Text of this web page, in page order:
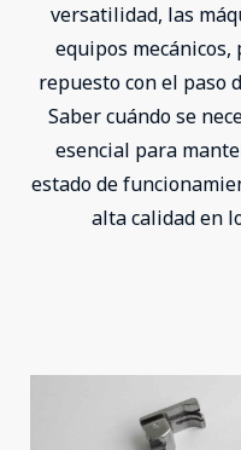
versatilidad, las
equipos
repuesto con el paso
Saber cuándo se
esencial para
estado de
alta calidad en